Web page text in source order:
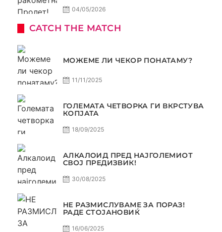
04/05/2026
CATCH THE MATCH
МОЖЕМЕ ЛИ ЧЕКОР ПОНАТАМУ?
11/11/2025
ГОЛЕМАТА ЧЕТВОРКА ГИ ВКРСТУВА
КОПЈАТА
18/09/2025
АЛКАЛОИД ПРЕД НАЈГОЛЕМИОТ
СВОЈ ПРЕДИЗВИК!
30/08/2025
НЕ РАЗМИСЛУВАМЕ ЗА ПОРАЗ!
РАДЕ СТОЈАНОВИЌ
16/06/2025